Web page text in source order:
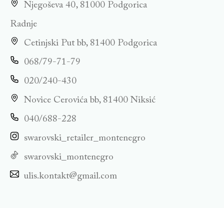
Njegoševa 40, 81000 Podgorica
Radnje
Cetinjski Put bb, 81400 Podgorica
068/79-71-79
020/240-430
Novice Cerovića bb, 81400 Niksić
040/688-228
swarovski_retailer_montenegro
swarovski_montenegro
ulis.kontakt@gmail.com